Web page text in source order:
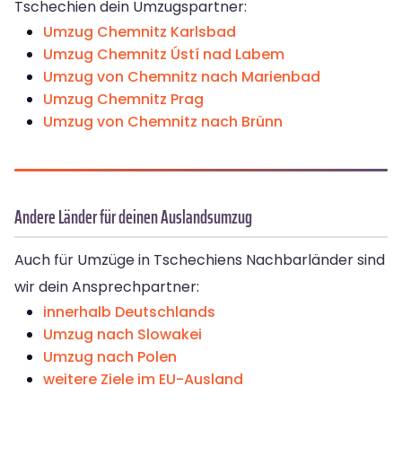
Tschechien dein Umzugspartner:
Umzug Chemnitz Karlsbad
Umzug Chemnitz Ústí nad Labem
Umzug von Chemnitz nach Marienbad
Umzug Chemnitz Prag
Umzug von Chemnitz nach Brünn
Andere Länder für deinen Auslandsumzug
Auch für Umzüge in Tschechiens Nachbarländer sind
wir dein Ansprechpartner:
innerhalb Deutschlands
Umzug nach Slowakei
Umzug nach Polen
weitere Ziele im EU-Ausland